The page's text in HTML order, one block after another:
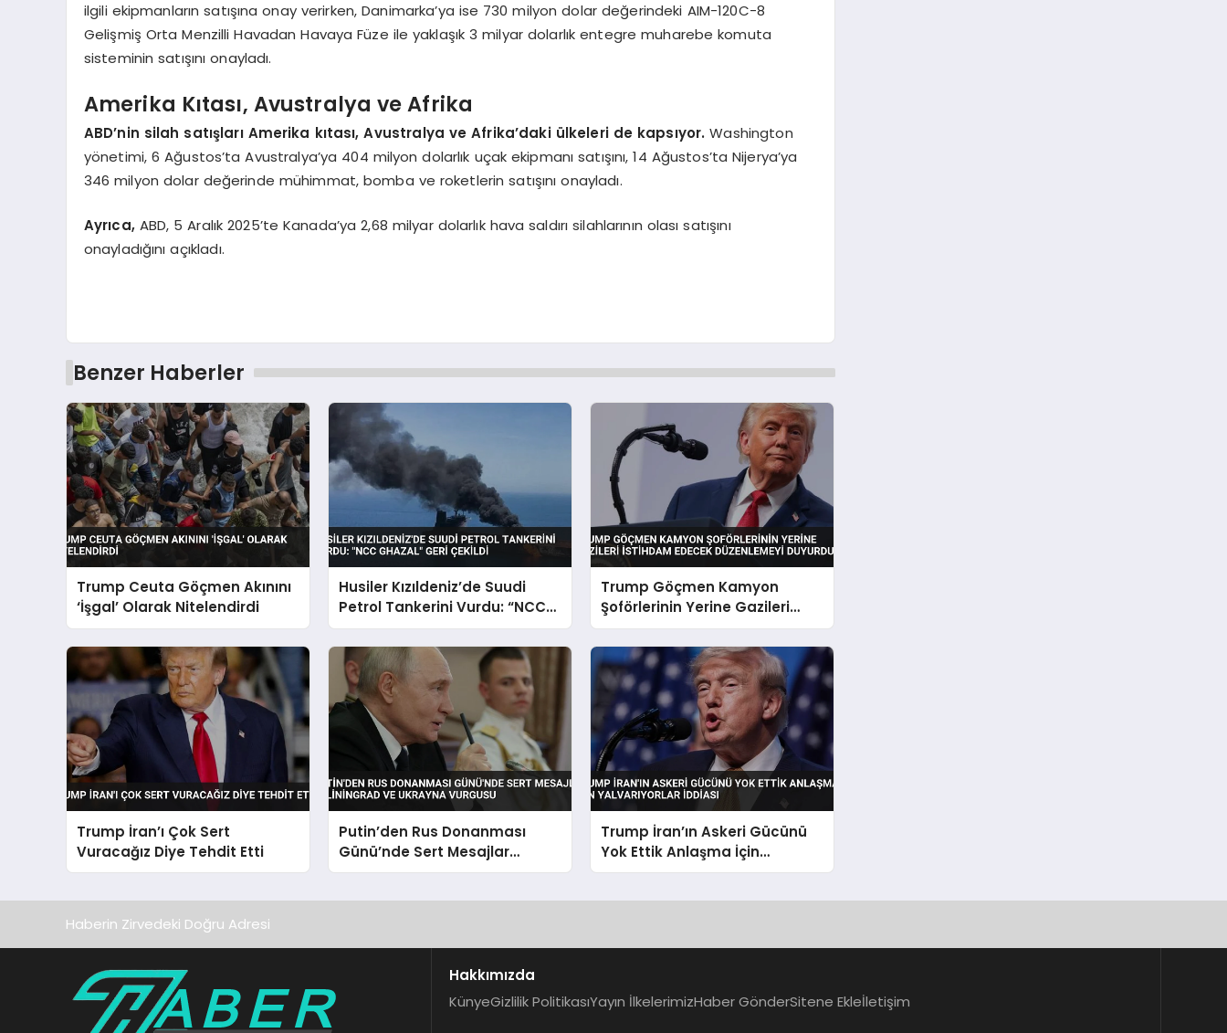
ilgili ekipmanların satışına onay verirken, Danimarka’ya ise 730 milyon dolar değerindeki AIM-120C-8
Gelişmiş Orta Menzilli Havadan Havaya Füze ile yaklaşık 3 milyar dolarlık entegre muharebe komuta
sisteminin satışını onayladı.
Amerika Kıtası, Avustralya ve Afrika
ABD’nin silah satışları Amerika kıtası, Avustralya ve Afrika’daki ülkeleri de kapsıyor. Washington
yönetimi, 6 Ağustos’ta Avustralya’ya 404 milyon dolarlık uçak ekipmanı satışını, 14 Ağustos’ta Nijerya’ya
346 milyon dolar değerinde mühimmat, bomba ve roketlerin satışını onayladı.
Ayrıca,ABD, 5 Aralık 2025’te Kanada’ya 2,68 milyar dolarlık hava saldırı silahlarının olası satışını
onayladığını açıkladı.
Benzer Haberler
Trump Ceuta Göçmen Akınını
‘İşgal’ Olarak Nitelendirdi
Husiler Kızıldeniz’de Suudi
Petrol Tankerini Vurdu: “NCC
GHAZAL” Geri Çekildi
Trump Göçmen Kamyon
Şoförlerinin Yerine Gazileri
İstihdam Edecek Düzenlemeyi
Duyurdu
Trump İran’ı Çok Sert
Vuracağız Diye Tehdit Etti
Putin’den Rus Donanması
Günü’nde Sert Mesajlar
Kaliningrad ve Ukrayna
Trump İran’ın Askeri Gücünü
Yok Ettik Anlaşma İçin
Yalvarıyorlar İddiası
Haberin Zirvedeki Doğru Adresi
Hakkımızda
KünyeGizlilik PolitikasıYayın İlkelerimizHaber GönderSitene Ekleİletişim